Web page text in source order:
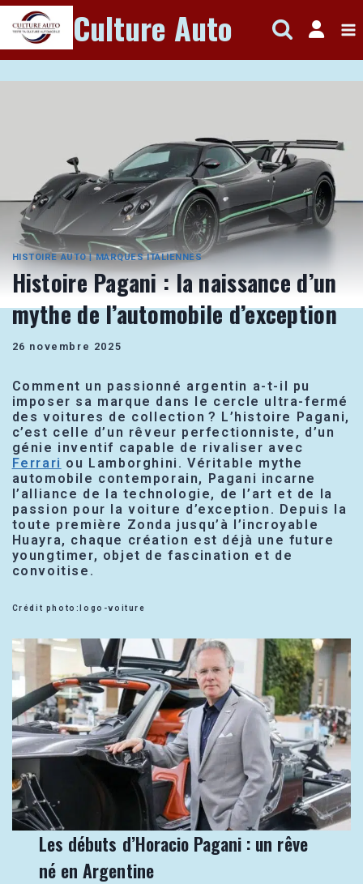
Aller
au
contenu
Culture Auto
HISTOIRE AUTO|MARQUES ITALIENNES
Histoire Pagani : la naissance d’un
mythe de l’automobile d’exception
26 novembre 2025
Comment un passionné argentin a-t-il pu
imposer sa marque dans le cercle ultra-fermé
des voitures de collection ? L’histoire Pagani,
c’est celle d’un rêveur perfectionniste, d’un
génie inventif capable de rivaliser avec
Ferrari ou Lamborghini. Véritable mythe
automobile contemporain, Pagani incarne
l’alliance de la technologie, de l’art et de la
passion pour la voiture d’exception. Depuis la
toute première Zonda jusqu’à l’incroyable
Huayra, chaque création est déjà une future
youngtimer, objet de fascination et de
convoitise.
Crédit photo:logo-voiture
Les débuts d’Horacio Pagani : un rêve
né en Argentine